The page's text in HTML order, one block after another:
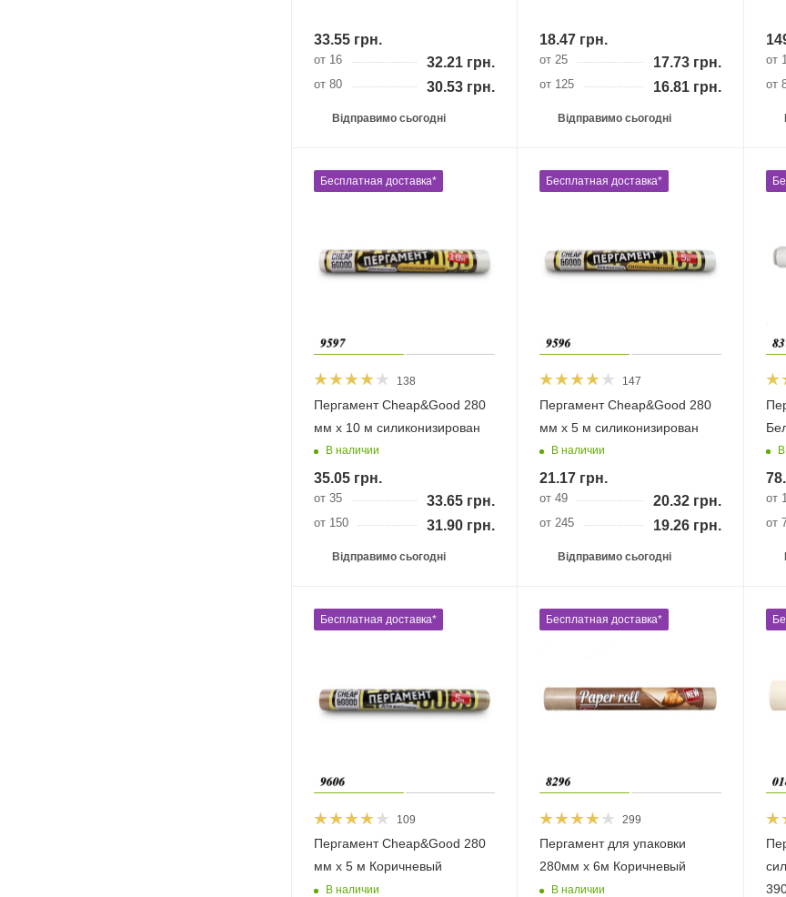
33.55 грн.
от 16 32.21 грн.
от 80 30.53 грн.
Відправимо сьогодні
18.47 грн.
от 25 17.73грн.
от 125 16.81грн.
Відправимо сьогодні
от
от
Бесплатная доставка*
138
Пергамент Cheap&Good 280
мм х 10 м силиконизирован
В наличии
35.05 грн.
от 35 33.65 грн.
от 150 31.90 грн.
Відправимо сьогодні
Бесплатная доставка*
147
Пергамент Cheap&Good 280
мм х 5 м силиконизирован
В наличии
21.17 грн.
от 49 20.32грн.
от 245 19.26грн.
Відправимо сьогодні
от
от
Бесплатная доставка*
109
Пергамент Cheap&Good 280
мм х 5 м Коричневый
В наличии
Бесплатная доставка*
299
Пергамент для упаковки
280мм х 6м Коричневый
В наличии